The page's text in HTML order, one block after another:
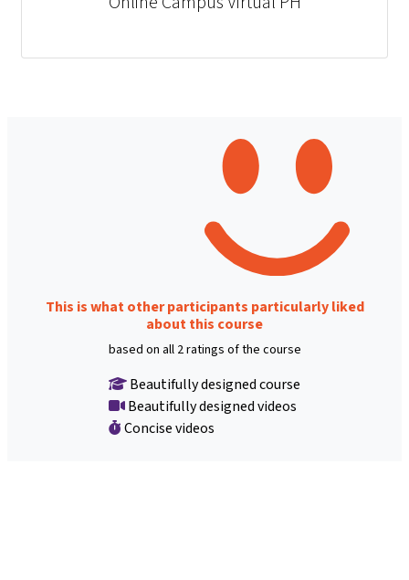
This is what other participants particularly liked
about this course
based on all 2 ratings of the course
Beautifully designed course
Beautifully designed videos
Concise videos